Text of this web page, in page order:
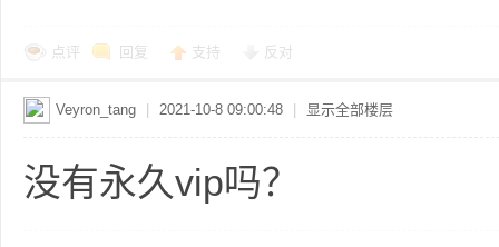
点评 回复 支持 反对
Veyron_tang 2021-10-8 09:00:48 显示全部楼层
没有永久vip吗？